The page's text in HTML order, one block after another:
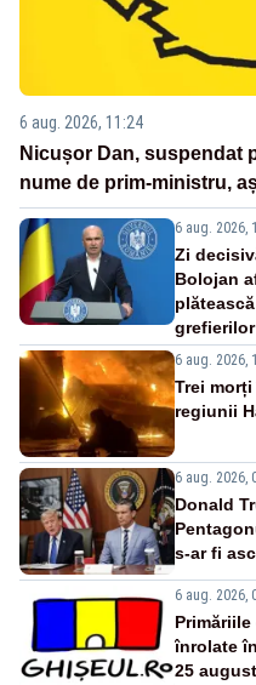
6 aug. 2026, 11:24
Nicușor Dan, suspendat
nume de prim-ministru,
6 aug. 2026,
Zi
Bolojan
grefierilor
6 aug. 2026,
Trei
regiunii
6 aug. 2026,
Donald
s-ar fi
6 aug. 2026,
înrolate
25 august